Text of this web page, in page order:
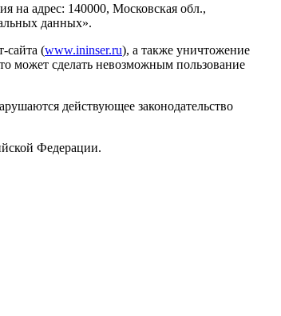
на адрес: 140000, Московская обл.,
данных».
сайта (www.ininser.ru), а также уничтожение
может сделать невозможным пользование
действующее законодательство
Федерации.